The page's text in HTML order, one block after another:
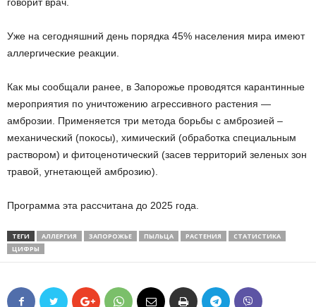
Уже на сегодняшний день порядка 45% населения мира имеют
аллергические реакции.
Как мы сообщали ранее, в Запорожье проводятся карантинные
мероприятия по уничтожению агрессивного растения —
амброзии. Применяется три метода борьбы с амброзией –
механический (покосы), химический (обработка специальным
раствором) и фитоценотический (засев территорий зеленых зон
травой, угнетающей амброзию).
Программа эта рассчитана до 2025 года.
ТЕГИ АЛЛЕРГИЯ ЗАПОРОЖЬЕ ПЫЛЬЦА РАСТЕНИЯ
СТАТИСТИКА
ЦИФРЫ